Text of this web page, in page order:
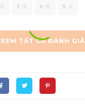
3 4 5
XEM TẤT CẢ ĐÁNH GIÁ